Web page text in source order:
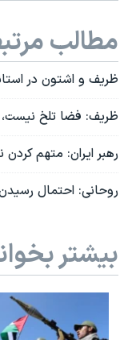
مطالب
ظریف و اشتون در
ظریف: فضا تلخ نیست،
رهبر ایران: متهم
روحانی: احتمال
بیشتر